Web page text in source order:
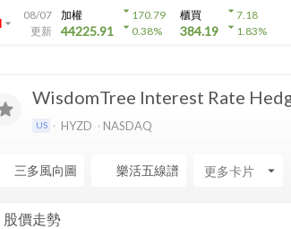
arrow_drop_down
08/07
更新
加權
44225.91
arrow_drop_down170.79
arrow_drop_down0.38%
櫃買
384.19
arrow_drop_down7.18
arrow_drop_down1.83%
WisdomTree Interest Rate
US HYZD NASDAQ
三多風向圖 樂活五線譜 arrow_drop_down
股價走勢